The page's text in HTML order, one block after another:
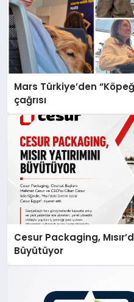
Mars Türkiye’den
çağrısı
Cesur Packaging,
Büyütüyor